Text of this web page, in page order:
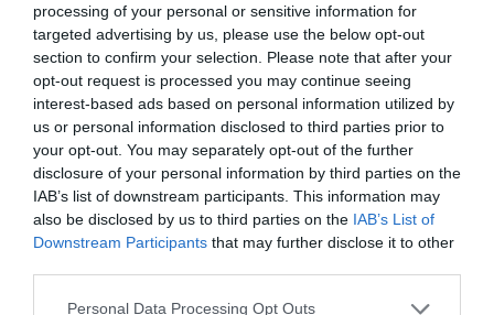
processing of your personal or sensitive information for
targeted advertising by us, please use the below opt-out
section to confirm your selection. Please note that after your
opt-out request is processed you may continue seeing
interest-based ads based on personal information utilized by
us or personal information disclosed to third parties prior to
your opt-out. You may separately opt-out of the further
disclosure of your personal information by third parties on the
IAB’s list of downstream participants. This information may
also be disclosed by us to third parties on the IAB’s List of
Downstream Participants that may further disclose it to other
Personal Data Processing Opt Outs